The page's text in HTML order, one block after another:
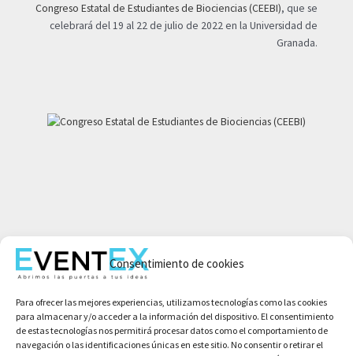
Consentimiento de cookies
Para ofrecer las mejores experiencias, utilizamos tecnologías como las cookies
para almacenar y/o acceder a la información del dispositivo. El consentimiento
de estas tecnologías nos permitirá procesar datos como el comportamiento de
navegación o las identificaciones únicas en este sitio. No consentir o retirar el
Congreso Estatal de Estudiantes de Biociencias (CEEBI), que se
celebrará del 19 al 22 de julio de 2022 en la Universidad de
Granada.
Aviso legal
Política de privacidad
Condiciones de compra
Política de cookies